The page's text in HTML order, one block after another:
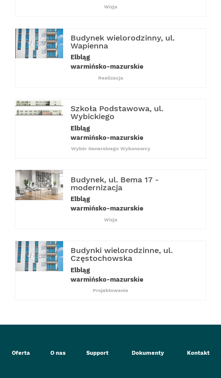
Wizja
Budynek wielorodzinny, ul.
Wapienna
Elbląg
warmińsko-mazurskie
Realizacja
Szkoła Podstawowa, ul.
Wybickiego
Elbląg
warmińsko-mazurskie
Wybór Generalnego Wykonawcy
Budynek, ul. Bema 17 -
modernizacja
Elbląg
warmińsko-mazurskie
Wizja
Budynki wielorodzinne, ul.
Częstochowska
Elbląg
warmińsko-mazurskie
Projektowanie
Oferta O nas Support Dokumenty Kontakt